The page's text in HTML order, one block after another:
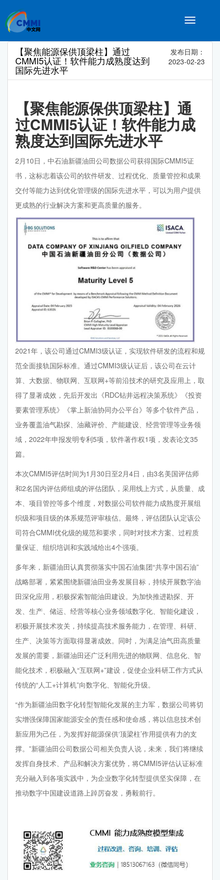
Toggle
【聚焦能源保供顶梁柱】通过
CMMI5认证！软件能力成熟度达到
国际先进水平
发布日期：
2023-02-23
【聚焦能源保供顶梁柱】通
过CMMI5认证！软件能力成
熟度达到国际先进水平
2月10日，中石油新疆油田公司数据公司获得国际CMMI5证
书，这标志着该公司的软件研发、过程优化、质量管控和成果
交付等能力达到优化管理级的国际先进水平，可以为用户提供
更成熟的行业解决方案和更高质量的服务。
2021年，该公司通过CMMI3级认证，实现软件研发的流程和规
范全面接轨国际标准。通过CMMI3级认证后，该公司在云计
算、大数据、物联网、互联网+等前沿技术的研究及应用上，取
得了显著成效，先后开发出《RDC钻井远程决策系统》《投资
要素管理系统》《掌上新油协同办公平台》等多个软件产品，
业务覆盖油气勘探、油藏评价、产能建设、经营管理等业务领
域，2022年申报发明专利5项，软件著作权1项，发表论文35
篇。
本次CMMI5评估时间为1月30日至2月4日，由3名美国评估师
和2名国内评估师组成的评估团队，采用线上方式，从质量、成
本、项目管控等多个维度，对数据公司软件能力成熟度开展组
织级和项目级的体系规范评审核估。最终，评估团队认定该公
司符合CMMI优化级的规范和要求，同时对技术方案、过程质
量保证、组织培训和实践域给出4个强项。
多年来，新疆油田认真贯彻落实中国石油集团“共享中国石油”
战略部署，紧紧围绕新疆油田业务发展目标，持续开展数字油
田深化应用，积极探索智能油田建设。为加快推进勘探、开
发、生产、储运、经营等核心业务领域数字化、智能化建设，
积极开展技术攻关，持续提高技术服务能力，在管理、科研、
生产、决策等方面取得显著成效。同时，为满足油气田高质量
发展的需要，新疆油田还广泛利用先进的物联网、信息化、智
能化技术，积极融入“互联网+”建设，促使企业科研工作方式从
传统的“人工+计算机”向数字化、智能化升级。
“作为新疆油田数字化转型智能化发展的主力军，数据公司将切
实增强保障国家能源安全的责任感和使命感，将以信息技术创
新应用为己任，为发挥好能源保供‘顶梁柱’作用提供有力的支
撑。”新疆油田公司数据公司相关负责人说，未来，我们将继续
发挥自身技术、产品和解决方案优势，将CMMI5评估认证标准
充分融入到各项实践中，为企业数字化转型提供坚实保障，在
推动数字中国建设道路上踔厉奋发，勇毅前行。